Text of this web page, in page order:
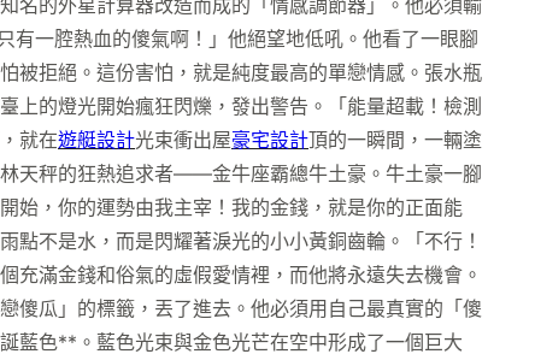
名的外星計算器改造而成的「情感調節器」。他必須輸
一腔熱血的傻氣啊！」他絕望地低吼。他看了一眼腳
被拒絕。這份害怕，就是純度最高的單戀情感。張水瓶
上的燈光開始瘋狂閃爍，發出警告。「能量超載！檢測
就在遊艇設計光束衝出屋豪宅設計頂的一瞬間，一輛塗
天秤的狂熱追求者——金牛座霸總牛土豪。牛土豪一腳
始，你的運勢由我主宰！我的金錢，就是你的正面能
不是水，而是閃耀著淚光的小小黃銅齒輪。「不行！
滿金錢和俗氣的虛假愛情裡，而他將永遠失去機會。
傻瓜」的標籤，丟了進去。他必須用自己最真實的「傻
藍色**。藍色光束與金色光芒在空中形成了一個巨大